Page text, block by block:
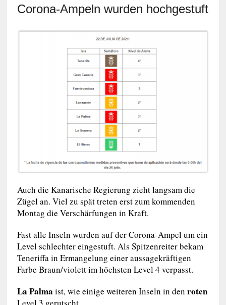
Corona-Ampeln wurden hochgestuft
Auch die Kanarische Regierung zieht langsam die
Zügel an. Viel zu spät treten erst zum kommenden
Montag die Verschärfungen in Kraft.
Fast alle Inseln wurden auf der Corona-Ampel um ein
Level schlechter eingestuft. Als Spitzenreiter bekam
Teneriffa in Ermangelung einer aussagekräftigen
Farbe Braun/violett im höchsten Level 4 verpasst.
La Palma ist, wie einige weiteren Inseln in den roten